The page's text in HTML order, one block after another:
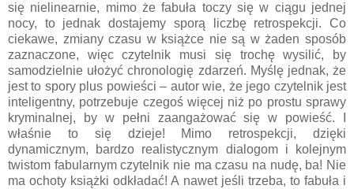
się nielinearnie, mimo że fabuła toczy się w ciągu jednej
nocy, to jednak dostajemy sporą liczbę retrospekcji. Co
ciekawe, zmiany czasu w książce nie są w żaden sposób
zaznaczone, więc czytelnik musi się trochę wysilić, by
samodzielnie ułożyć chronologię zdarzeń. Myślę jednak, że
jest to spory plus powieści – autor wie, że jego czytelnik jest
inteligentny, potrzebuje czegoś więcej niż po prostu sprawy
kryminalnej, by w pełni zaangażować się w powieść. I
właśnie to się dzieje! Mimo retrospekcji, dzięki
dynamicznym, bardzo realistycznym dialogom i kolejnym
twistom fabularnym czytelnik nie ma czasu na nudę, ba! Nie
ma ochoty książki odkładać! A nawet jeśli trzeba, to fabuła i